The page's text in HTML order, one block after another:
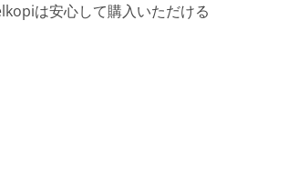
は安心して購入いただける